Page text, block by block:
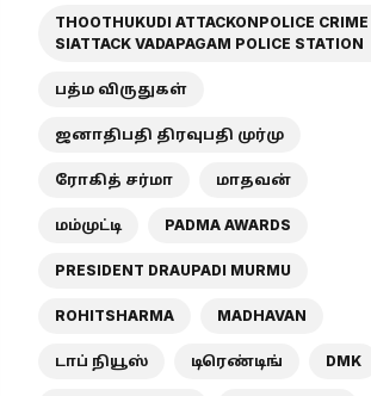
THOOTHUKUDI ATTACKONPOLICE CRIME
SIATTACK VADAPAGAM POLICE STATION
பத்ம விருதுகள்
ஜனாதிபதி திரவுபதி முர்மு
ரோகித் சர்மா மாதவன்
மம்முட்டி PADMA AWARDS
PRESIDENT DRAUPADI MURMU
ROHITSHARMA MADHAVAN
டாப் நியூஸ் டிரெண்டிங் DMK